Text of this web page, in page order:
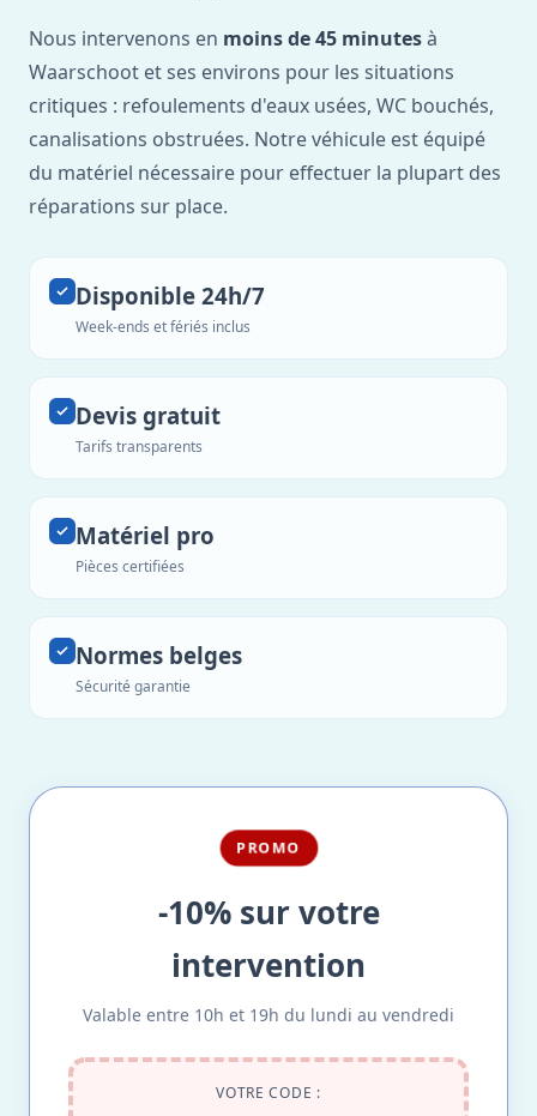
Nous intervenons en moins de 45 minutesà
Waarschoot et ses environs pour les situations
critiques : refoulements d'eaux usées, WC bouchés,
canalisations obstruées. Notre véhicule est équipé
du matériel nécessaire pour effectuer la plupart des
réparations sur place.
Disponible 24h/7
Week-ends et fériés inclus
Devis gratuit
Tarifs transparents
Matériel pro
Pièces certifiées
Normes belges
Sécurité garantie
PROMO
-10% sur votre
intervention
Valable entre 10h et 19h du lundi au vendredi
VOTRE CODE :